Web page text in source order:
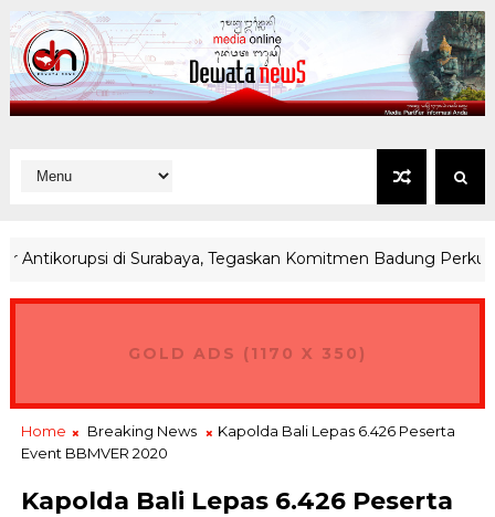
di Surabaya, Tegaskan Komitmen Badung Perkuat
GOLD ADS (1170 X 350)
Home Breaking News
Kapolda Bali Lepas 6.426 Peserta
Event BBMVER 2020
Kapolda Bali Lepas 6.426 Peserta